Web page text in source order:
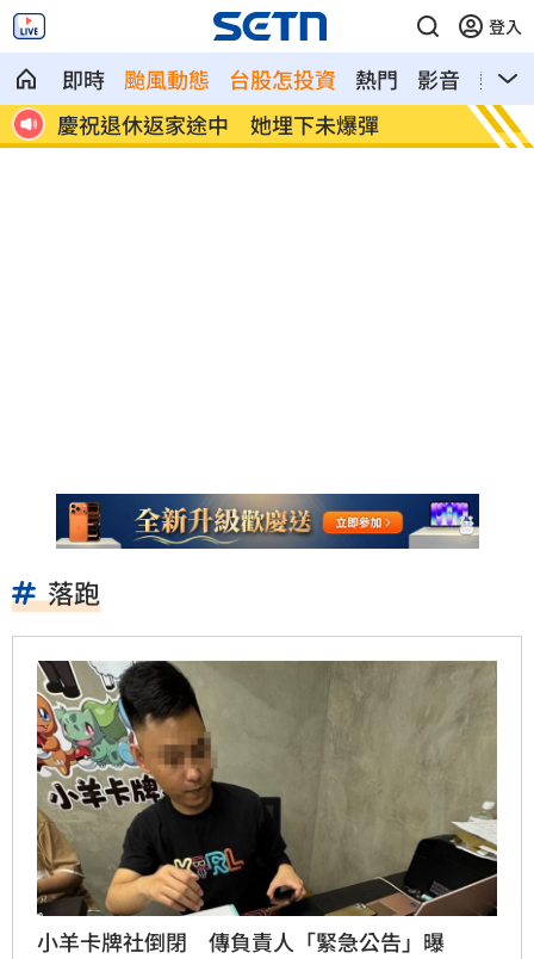
登入
即時 颱風動態 台股怎投資 熱門 影音
熱搜
智財局進駐文博會！連辦7天免費諮詢
ETF
落跑
小羊卡牌社倒閉 傳負責人「緊急公告」曝